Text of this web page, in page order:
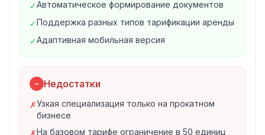
Наглядный календарь бронирования
Быстрое оформление выдачи и возврата
Автоматический расчёт стоимости аренды
3. Клиенты и документы
База клиентов с историей аренд
Формирование договоров по шаблонам
Акты приёма-передачи
✓Автоматическое формирование документов
✓Поддержка разных типов тарификации аренды
✓Адаптивная мобильная версия
− Недостатки
✗Узкая специализация только на прокатном
бизнесе
✗На базовом тарифе ограничение в 50 единиц